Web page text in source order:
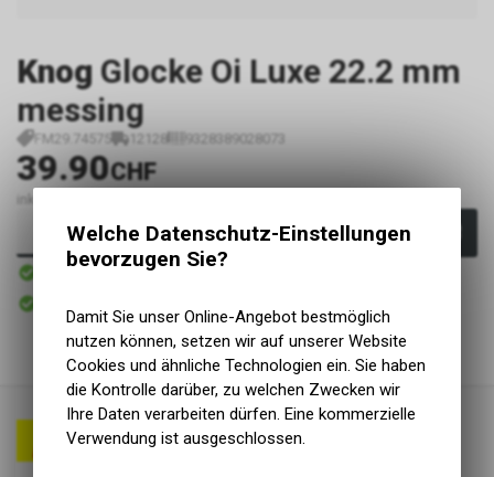
Knog Glocke Oi Luxe 22.2 mm
messing
FM29.74575 12128 9328389028073
39.90CHF
inkl. MwSt., zzgl.
In den Warenkorb
Sofort verfügbar
Abholung Lüscher Motor- & Bike World
Welche Datenschutz-Einstellungen
bevorzugen Sie?
Damit Sie unser Online-Angebot bestmöglich
nutzen können, setzen wir auf unserer Website
Cookies und ähnliche Technologien ein. Sie haben
die Kontrolle darüber, zu welchen Zwecken wir
Ihre Daten verarbeiten dürfen. Eine kommerzielle
Verwendung ist ausgeschlossen.